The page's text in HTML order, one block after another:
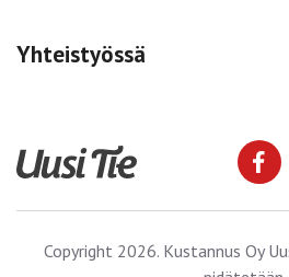
Yhteistyössä
Copyright 2026. Kustannus Oy